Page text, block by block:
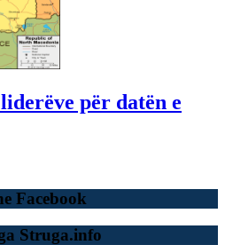
për datën e
Facebook
Struga.info